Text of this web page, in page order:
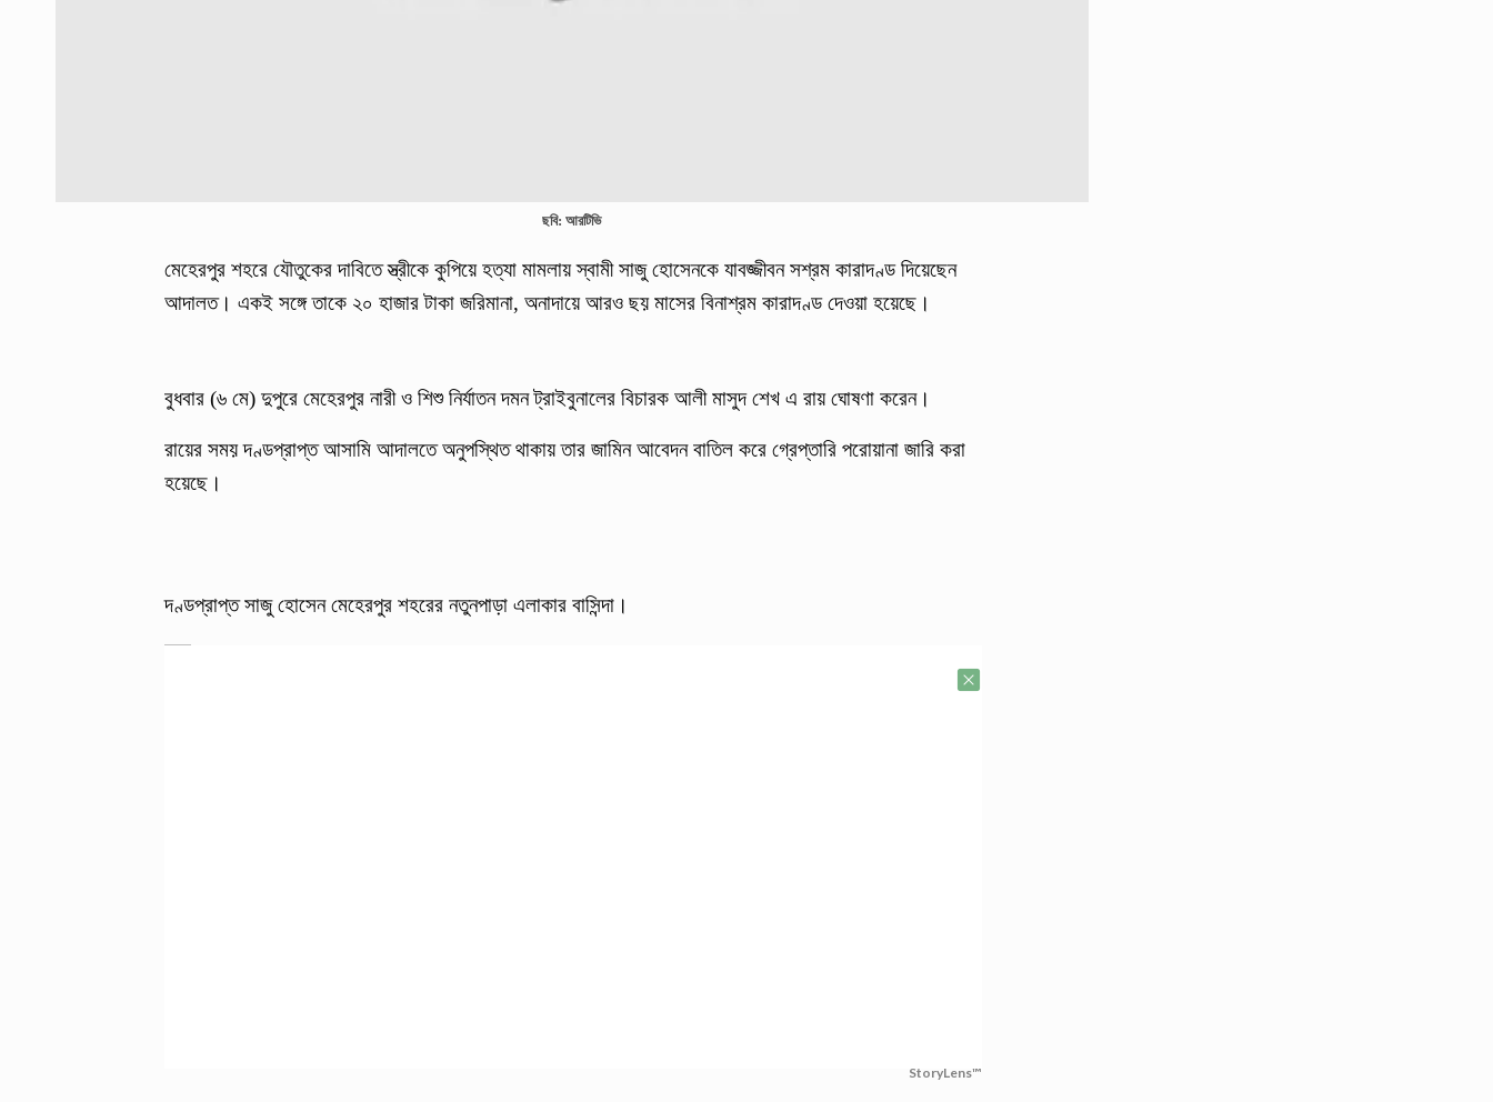
ছবি: আরটিভি
মেহেরপুর শহরে যৌতুকের দাবিতে স্ত্রীকে কুপিয়ে হত্যা মামলায় স্বামী সাজু হোসেনকে যাবজ্জীবন সশ্রম কারাদণ্ড দিয়েছেন
আদালত। একই সঙ্গে তাকে ২০ হাজার টাকা জরিমানা, অনাদায়ে আরও ছয় মাসের বিনাশ্রম কারাদণ্ড দেওয়া হয়েছে।
বুধবার (৬ মে) দুপুরে মেহেরপুর নারী ও শিশু নির্যাতন দমন ট্রাইবুনালের বিচারক আলী মাসুদ শেখ এ রায় ঘোষণা করেন।
রায়ের সময় দণ্ডপ্রাপ্ত আসামি আদালতে অনুপস্থিত থাকায় তার জামিন আবেদন বাতিল করে গ্রেপ্তারি পরোয়ানা জারি করা
হয়েছে।
দণ্ডপ্রাপ্ত সাজু হোসেন মেহেরপুর শহরের নতুনপাড়া এলাকার বাসিন্দা।
StoryLens™